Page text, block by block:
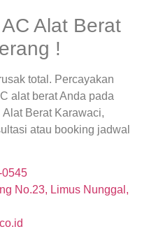
Alat Berat
!
total. Percayakan
alat berat Anda pada
Berat Karawaci,
atau booking jadwal
0545
No.23, Limus Nunggal,